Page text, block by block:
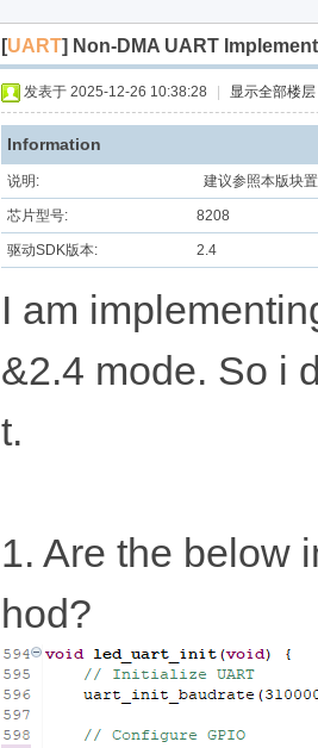
[UART] Non-DMA UART
发表于 2025-12-26 10:38:28 显示全部楼层
Information
说明: 建议参照本版块
芯片型号: 8208
驱动SDK版本: 2.4
I am
&2.4 mode. So i
t.
1. Are the below
hod?